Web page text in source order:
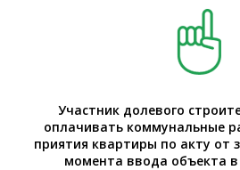
Участник долевого
оплачивать коммунальные
приятия квартиры по акту от
момента ввода объекта